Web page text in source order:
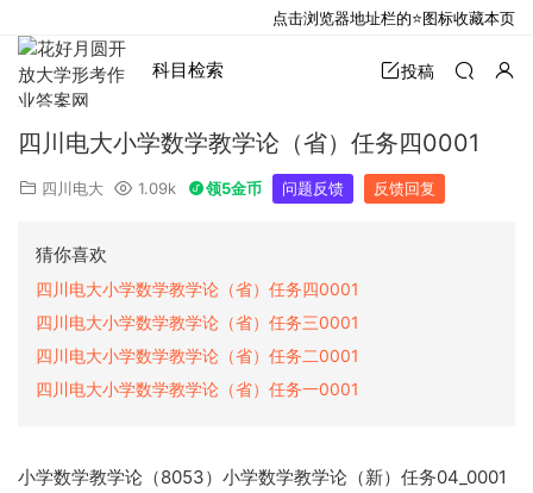
科目检索 投稿
四川电大小学数学教学论（省）任务四0001
四川电大 1.09k 领5金币 问题反馈 反馈回复
猜你喜欢
四川电大小学数学教学论（省）任务四0001
四川电大小学数学教学论（省）任务三0001
四川电大小学数学教学论（省）任务二0001
四川电大小学数学教学论（省）任务一0001
小学数学教学论（8053）小学数学教学论（新）任务04_0001
点击浏览器地址栏的⭐图标收藏本页